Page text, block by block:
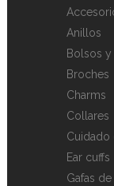
Anillos
Bolsos
Broches
Charms
Collares
Cuidado
Ear cuffs
Gafas de